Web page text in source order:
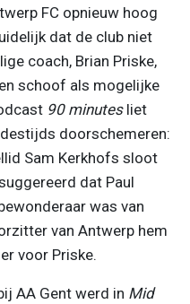
FC opnieuw hoog
dat de club niet
coach, Brian Priske,
schoof als mogelijke
90 minutesliet
doorschemeren:
Sam Kerkhofs sloot
dat Paul
was van
van Antwerp hem
voor Priske.
AA Gent werd in Mid